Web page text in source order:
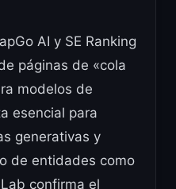
AI y SE Ranking
páginas de «cola
modelos de
esencial para
generativas y
de entidades como
confirma el